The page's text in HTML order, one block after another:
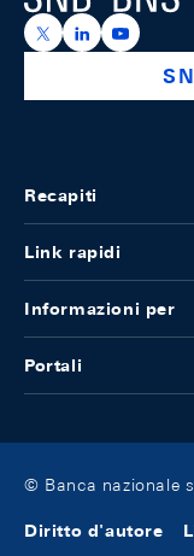
https://x.com/
https://
Recapiti
Link rapidi
Informazioni per
Portali
© Banca nazionale
Diritto d'autore